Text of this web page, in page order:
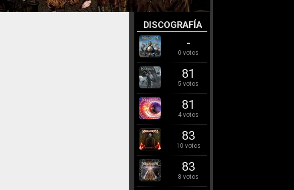
DISCOGRAFÍA
-
0 votos
81
5 votos
81
4 votos
83
10 votos
83
8 votos